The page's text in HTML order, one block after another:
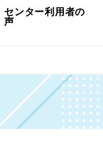
センター利用者の
声